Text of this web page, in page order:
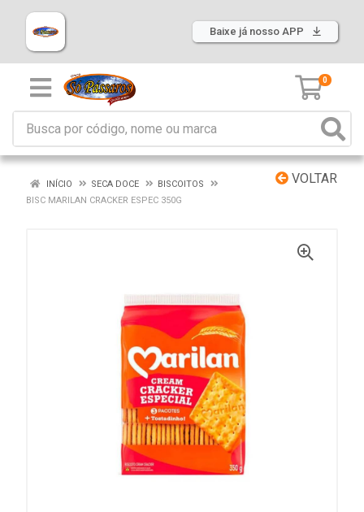
Baixe já nosso APP
0
VOLTAR
INÍCIO SECA DOCE
BISCOITOS
BISC MARILAN CRACKER ESPEC 350G